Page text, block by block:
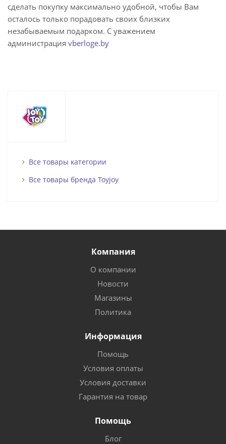
сделать покупку максимально удобной, чтобы Вам
осталось только порадовать своих близких
незабываемым подарком. С уважением
администрация vberloge.by
Все товары категории
Все товары бренда Toyjoy
Компания
О компании
Новости
Магазины
Политика
Информация
Помощь
Условия оплаты
Условия доставки
Гарантия на товар
Помощь
Блог